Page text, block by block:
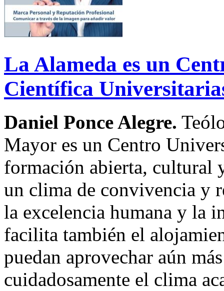
La Alameda es un
Científica
Daniel Ponce Alegre.
Mayor es un Centro
formación abierta, cultural
un clima de convivencia y
la excelencia humana y la
facilita también el
puedan aprovechar aún
cuidadosamente el clima